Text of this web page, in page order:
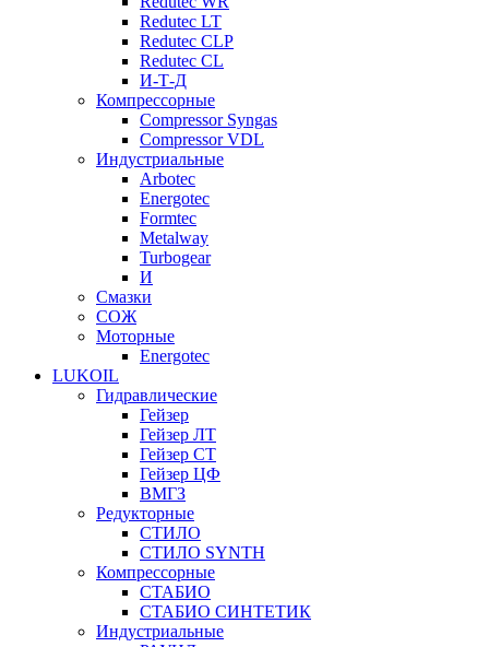
Redutec LT
Redutec CLP
Redutec CL
И-Т-Д
Компрессорные
Compressor Syngas
Compressor VDL
Индустриальные
Arbotec
Energotec
Formtec
Metalway
Turbogear
И
Смазки
СОЖ
Моторные
Energotec
LUKOIL
Гидравлические
Гейзер
Гейзер ЛТ
Гейзер СТ
Гейзер ЦФ
ВМГЗ
Редукторные
СТИЛО
СТИЛО SYNTH
Компрессорные
СТАБИО
СТАБИО СИНТЕТИК
Индустриальные